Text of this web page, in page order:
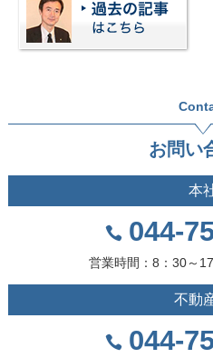
お問い
本
044-
営業時間：8：30～
不動
044-